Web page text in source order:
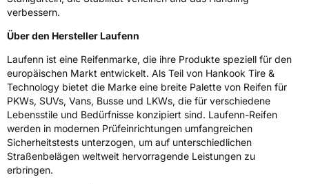
HerstellerkontaktHankook Tire Europe GmbH, Siemensstr. 14
verbessern.
Über den Hersteller Laufenn
Laufenn ist eine Reifenmarke, die ihre Produkte speziell für den
europäischen Markt entwickelt. Als Teil von Hankook Tire &
Technology bietet die Marke eine breite Palette von Reifen für
PKWs, SUVs, Vans, Busse und LKWs, die für verschiedene
Lebensstile und Bedürfnisse konzipiert sind. Laufenn-Reifen
werden in modernen Prüfeinrichtungen umfangreichen
Sicherheitstests unterzogen, um auf unterschiedlichen
Straßenbelägen weltweit hervorragende Leistungen zu
erbringen.